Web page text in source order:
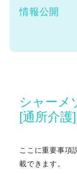
情報公開
名取フレイル
スタッフ紹介
情報公開
シャーメ
[通所介護]
ここに重要事項
載できます。